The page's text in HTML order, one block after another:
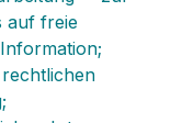
auf freie